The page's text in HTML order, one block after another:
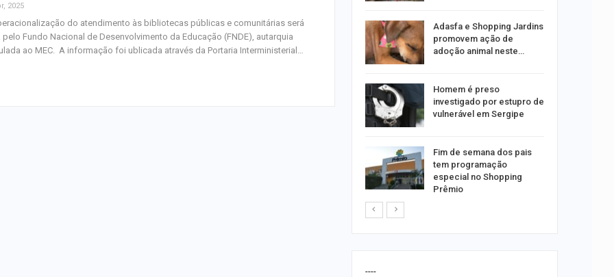
2025
do atendimento às bibliotecas públicas e comunitárias será
pelo Fundo Nacional de Desenvolvimento da Educação (FNDE), autarquia
ao MEC. A informação foi ublicada através da Portaria Interministerial…
Terror e documentário
estão entre as estreias da
semana nos cinemas
Adasfa e Shopping Jardins
promovem ação de
adoção animal neste…
Homem é preso
investigado por estupro de
vulnerável em Sergipe
Fim de semana dos pais
tem programação
especial no Shopping
Prêmio
----